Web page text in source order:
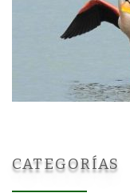
CATEGORÍAS